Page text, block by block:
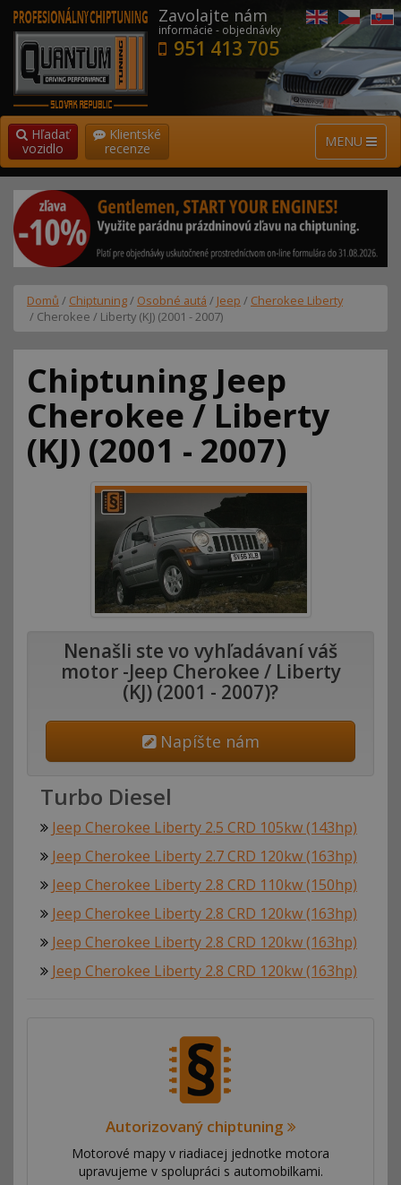
Zavolajte nám
informácie - objednávky
951 413 705
MENU
Hľadať
vozidlo
Klientské
recenze
Domů / Chiptuning/ Osobné autá / Jeep / Cherokee Liberty
/ Cherokee / Liberty (KJ) (2001 - 2007)
Chiptuning Jeep
Cherokee / Liberty
(KJ) (2001 - 2007)
Nenašli ste vo vyhľadávaní váš
motor -Jeep Cherokee / Liberty
(KJ) (2001 - 2007)?
Napíšte nám
Turbo Diesel
Jeep Cherokee Liberty 2.5 CRD 105kw (143hp)
Jeep Cherokee Liberty 2.7 CRD 120kw (163hp)
Jeep Cherokee Liberty 2.8 CRD 110kw (150hp)
Jeep Cherokee Liberty 2.8 CRD 120kw (163hp)
Jeep Cherokee Liberty 2.8 CRD 120kw (163hp)
Jeep Cherokee Liberty 2.8 CRD 120kw (163hp)
Autorizovaný chiptuning
Motorové mapy v riadiacej jednotke motora
upravujeme v spolupráci s automobilkami.